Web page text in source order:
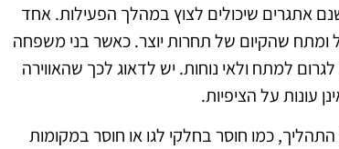
אתגרים שיכולים לצוץ במהלך הפעילות. אחד
ומתח שהקיום של תחרות יוצר. כאשר בני משפחה
למתח ולאי נוחות. יש לדאוג לכך שהאווירה
עונות על הציפיות.
כמו חוסר בחלקי לגו או חוסר במקומות